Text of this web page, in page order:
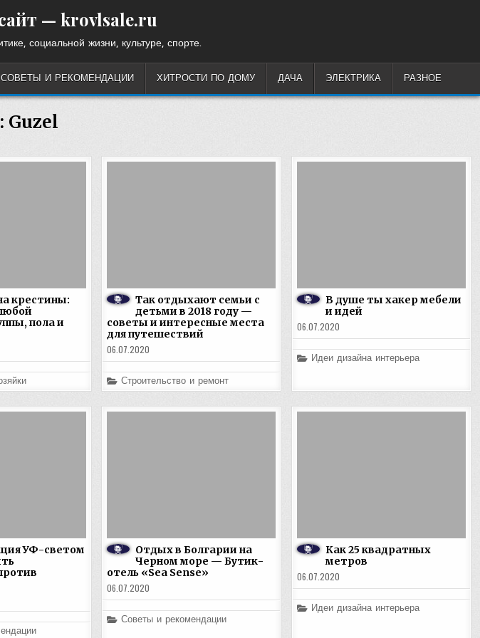
— krovlsale.ru
социальной жизни, культуре, спорте.
СОВЕТЫ И РЕКОМЕНДАЦИИ ХИТРОСТИ ПО ДОМУ ДАЧА ЭЛЕКТРИКА РАЗНОЕ
Guzel
крестины:
пола и
Так отдыхают семьи с
детьми в 2018 году —
советы и интересные места
для путешествий
06.07.2020
Posted
in
Строительство и ремонт
В душе ты хакер мебели
и идей
06.07.2020
Posted
in
Идеи дизайна интерьера
УФ-светом
Отдых в Болгарии на
Черном море — Бутик-
отель «Sea Sense»
06.07.2020
Posted
Советы и рекомендации
Как 25 квадратных
метров
06.07.2020
Posted
in
Идеи дизайна интерьера